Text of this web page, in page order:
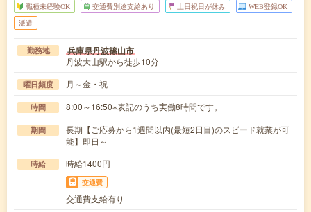
職種未経験OK 交通費別途支給あり 土日祝日が休み WEB登録OK
派遣
勤務地 兵庫県丹波篠山市
丹波大山駅から徒歩10分
曜日頻度 月～金・祝
時間 8:00～16:50※表記のうち実働8時間です。
期間
長期【ご応募から1週間以内(最短2日目)のスピード就業が可
能】即日～
時給 時給1400円
交通費
交通費支給有り